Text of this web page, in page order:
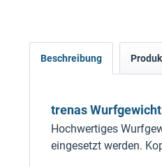
Beschreibung
trenas
Hochwertiges
eingesetzt werden.